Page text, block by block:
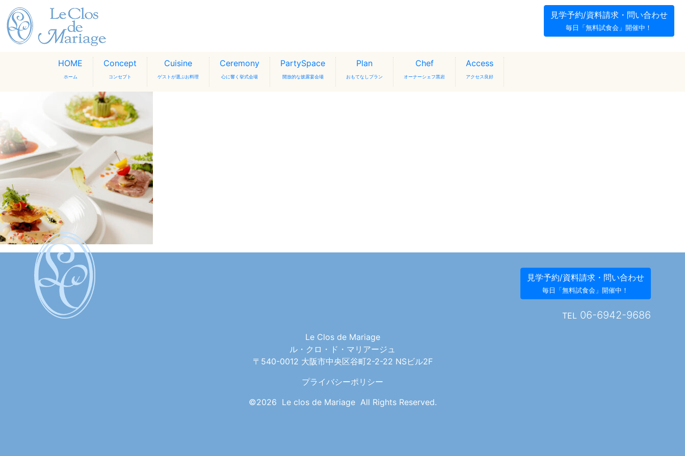
見学予約/資料請求・問い合わせ
毎日「無料試食会」開催中！
HOME
ホーム
Concept
コンセプト
Cuisine
ゲストが選ぶお料理
Ceremony
心に響く挙式会場
PartySpace
開放的な披露宴会場
Plan
おもてなしプラン
Chef
オーナーシェフ黒岩
Access
アクセス良好
見学予約/資料請求・問い合わせ
毎日「無料試食会」開催中！
TEL06-6942-9686
Le Clos de Mariage
ル・クロ・ド・マリアージュ
〒540-0012 大阪市中央区谷町2-2-22 NSビル2F
プライバシーポリシー
©2026 Le clos de Mariage All Rights Reserved.